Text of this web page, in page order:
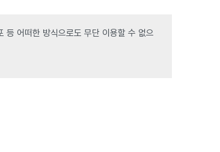
등 어떠한 방식으로도 무단 이용할 수 없으